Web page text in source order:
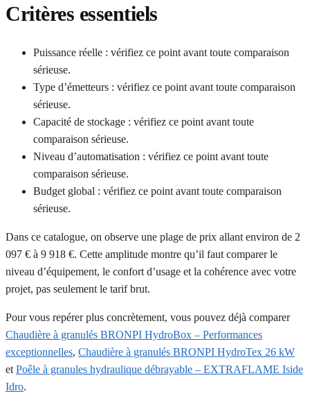
Critères essentiels
Puissance réelle : vérifiez ce point avant toute comparaison
sérieuse.
Type d’émetteurs : vérifiez ce point avant toute comparaison
sérieuse.
Capacité de stockage : vérifiez ce point avant toute
comparaison sérieuse.
Niveau d’automatisation : vérifiez ce point avant toute
comparaison sérieuse.
Budget global : vérifiez ce point avant toute comparaison
sérieuse.
Dans ce catalogue, on observe une plage de prix allant environ de 2
097 € à 9 918 €. Cette amplitude montre qu’il faut comparer le
niveau d’équipement, le confort d’usage et la cohérence avec votre
projet, pas seulement le tarif brut.
Pour vous repérer plus concrètement, vous pouvez déjà comparer
Chaudière à granulés BRONPI HydroBox – Performances
exceptionnelles, Chaudière à granulés BRONPI HydroTex 26 kW
et Poêle à granules hydraulique débrayable – EXTRAFLAME Iside
Idro.